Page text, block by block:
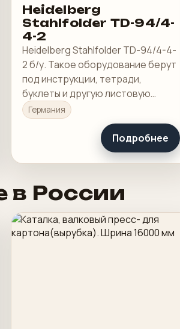
Heidelberg
Stahlfolder TD-94/4-
4-2
Heidelberg Stahlfolder TD-94/4-4-
2 б/у. Такое оборудование берут
под инструкции, тетради,
буклеты и другую листовую
продукцию, где важны точность
сгиба и скорость переналадки.
Германия
Подробнее
в России